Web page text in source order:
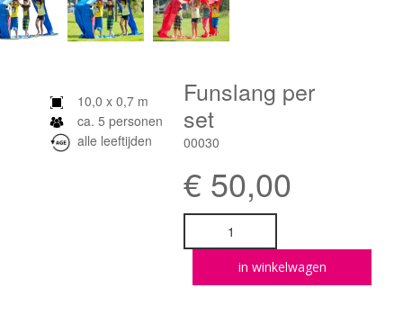
10,0 x 0,7 m
ca. 5 personen
alle leeftijden
Funslang per
set
00030
€ 50,00
in winkelwagen